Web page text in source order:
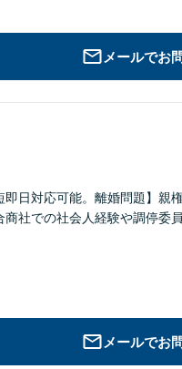
メールでお
日対応可能。離婚問題】親
社での社会人経験や調停委
メールでお